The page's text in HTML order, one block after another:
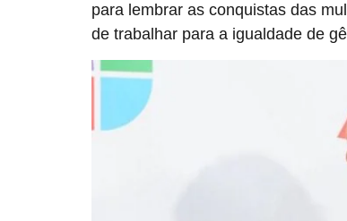
para lembrar as conquistas das
de trabalhar para a igualdade de